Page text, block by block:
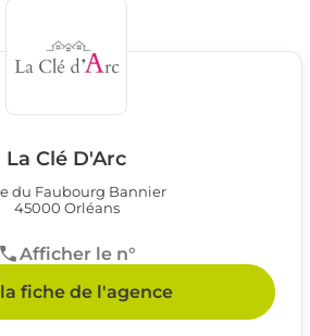
La Clé D'Arc
du Faubourg Bannier
45000 Orléans
Afficher le n°
fiche de l'agence